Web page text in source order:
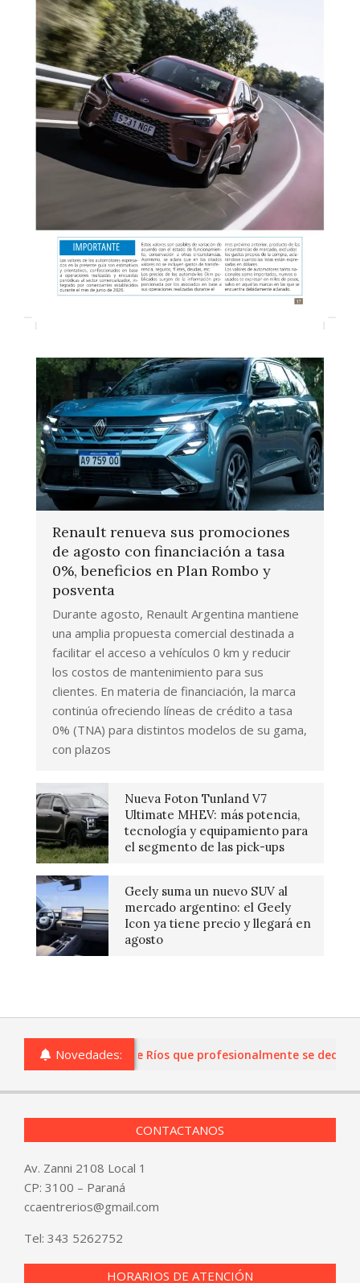
Renault renueva sus promociones
de agosto con financiación a tasa
0%, beneficios en Plan Rombo y
posventa
Durante agosto, Renault Argentina mantiene
una amplia propuesta comercial destinada a
facilitar el acceso a vehículos 0 km y reducir
los costos de mantenimiento para sus
clientes. En materia de financiación, la marca
continúa ofreciendo líneas de crédito a tasa
0% (TNA) para distintos modelos de su gama,
con plazos
Nueva Foton Tunland V7
Ultimate MHEV: más potencia,
tecnología y equipamiento para
el segmento de las pick-ups
Geely suma un nuevo SUV al
mercado argentino: el Geely
Icon ya tiene precio y llegará en
agosto
Novedades:
o comercios de Entre Ríos que profesionalmente se
CONTACTANOS
Av. Zanni 2108 Local 1
CP: 3100 – Paraná
ccaentrerios@gmail.com
Tel: 343 5262752
HORARIOS DE ATENCIÓN